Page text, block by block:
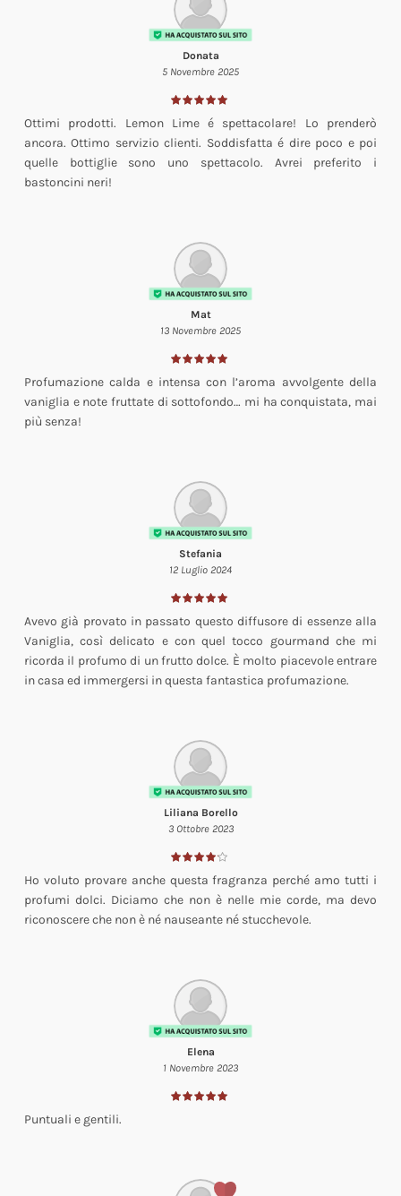
Donata
5 Novembre 2025
Ottimi prodotti. Lemon Lime é spettacolare! Lo prenderò
ancora. Ottimo servizio clienti. Soddisfatta é dire poco e poi
quelle bottiglie sono uno spettacolo. Avrei preferito i
bastoncini neri!
Mat
13 Novembre 2025
Profumazione calda e intensa con l’aroma avvolgente della
vaniglia e note fruttate di sottofondo… mi ha conquistata, mai
più senza!
Stefania
12 Luglio 2024
Avevo già provato in passato questo diffusore di essenze alla
Vaniglia, così delicato e con quel tocco gourmand che mi
ricorda il profumo di un frutto dolce. È molto piacevole entrare
in casa ed immergersi in questa fantastica profumazione.
Liliana Borello
3 Ottobre 2023
Ho voluto provare anche questa fragranza perché amo tutti i
profumi dolci. Diciamo che non è nelle mie corde, ma devo
riconoscere che non è né nauseante né stucchevole.
Elena
1 Novembre 2023
Puntuali e gentili.